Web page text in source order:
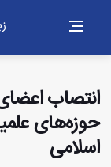
انتصاب
حوزه‌های
اسلامی